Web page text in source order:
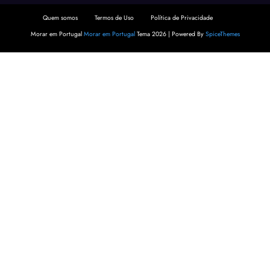
Quem somos Termos de Uso
Política de Privacidade
Morar em Portugal Morar em PortugalTema 2026 | Powered By SpiceThemes